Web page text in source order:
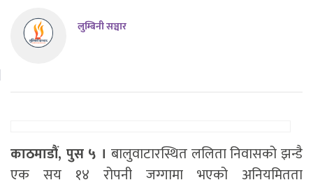
लुम्बिनी सञ्चार
काठमाडौं, पुस ५ ।बालुवाटारस्थित ललिता निवासको झन्डै
एक सय १४ रोपनी जग्गामा भएको अनियमितता